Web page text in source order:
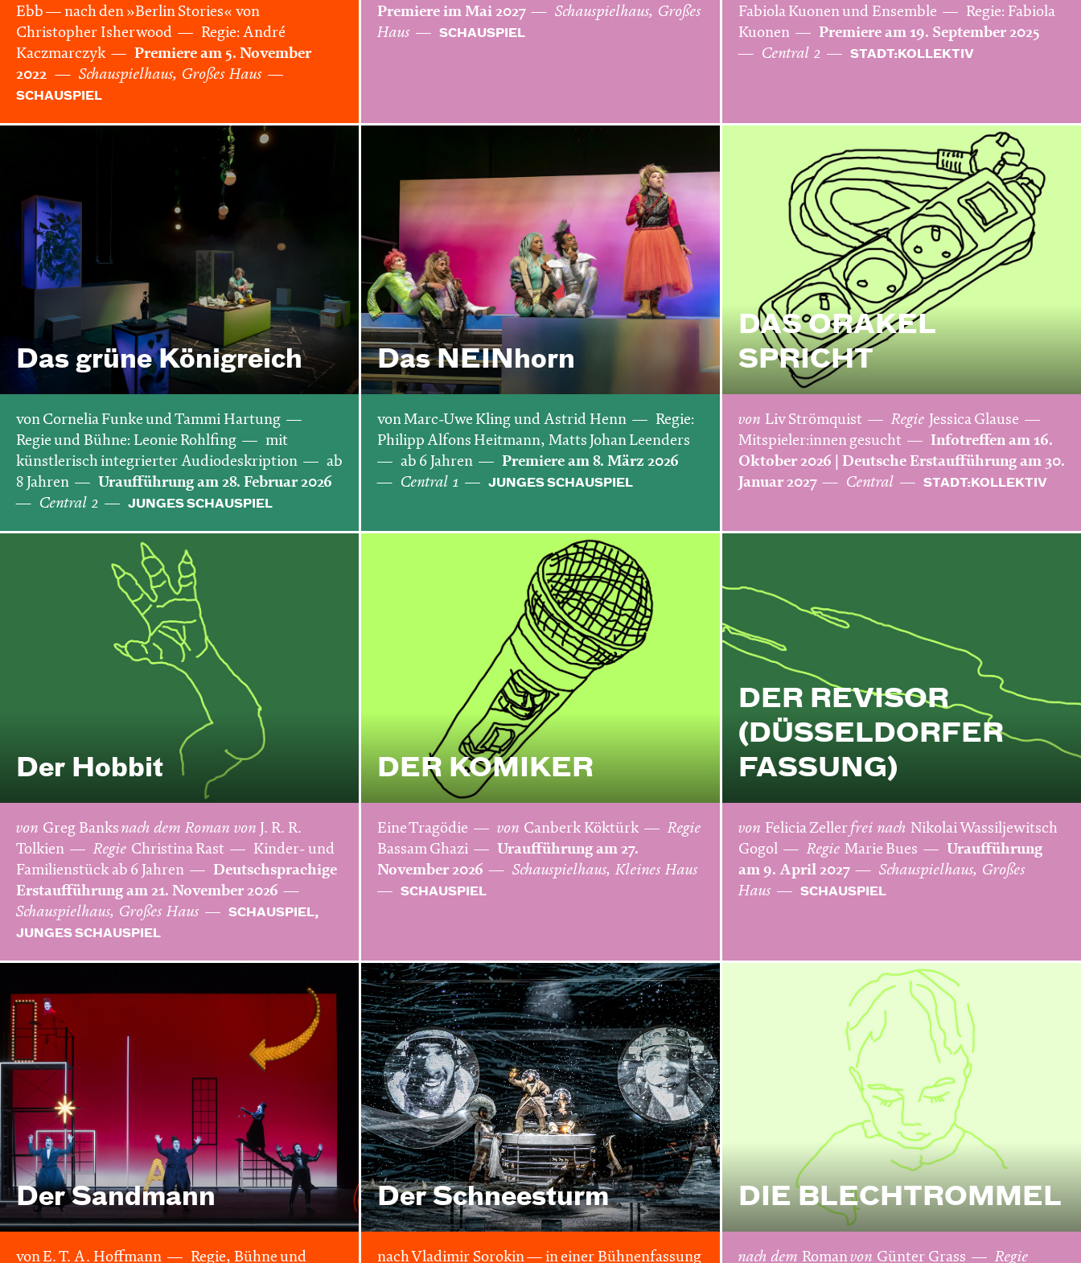
Ebb — nach den »Berlin Stories« von
Christopher Isherwood
Regie: André
Kaczmarczyk
Premiere am 5. November
2022
Schauspielhaus, Großes Haus
SCHAUSPIEL
Premiere im Mai 2027
Schauspielhaus, Großes
Haus
SCHAUSPIEL
Fabiola Kuonen und Ensemble
Regie: Fabiola
Kuonen
Premiere am 19. September 2025
Central 2
STADT:KOLLEKTIV
Das grüne König­reich
von Cornelia Funke und Tammi Hartung
Regie und Bühne: Leonie Rohlfing
mit
künstlerisch integrierter Audiodeskription
ab
8 Jahren
Uraufführung am 28. Februar 2026
Central 2
JUNGES SCHAUSPIEL
Das NEIN­horn
von Marc-Uwe Kling und Astrid Henn
Regie:
Philipp Alfons Heitmann, Matts Johan Leenders
ab 6 Jahren
Premiere am 8. März 2026
Central 1
JUNGES SCHAUSPIEL
DAS ORAKEL
SPRICHT
von Liv Strömquist Regie Jessica Glause
Mitspieler:innen gesucht
Infotreffen am 16.
Oktober 2026 | Deutsche Erstaufführung am 30.
Januar 2027
Central STADT:KOLLEKTIV
Der Hobbit
von Greg Banks nach dem Roman von J. R. R.
Tolkien
Regie Christina Rast
Kinder- und
Familienstück ab 6 Jahren
Deutschsprachige
Erstaufführung am 21. November 2026
Schauspielhaus, Großes Haus
SCHAUSPIEL,
JUNGES SCHAUSPIEL
DER KOMIKER
Eine Tragödie von Canberk Köktürk
Regie
Bassam Ghazi
Uraufführung am 27.
November 2026
Schauspielhaus, Kleines Haus
SCHAUSPIEL
DER REVISOR
(DÜSSELDORFER
FASSUNG)
von Felicia Zellerfrei nach Nikolai Wassiljewitsch
Gogol
Regie Marie Bues
Uraufführung
am 9. April 2027
Schauspielhaus, Großes
Haus
SCHAUSPIEL
Der Sandmann
von E. T. A. Hoffmann Regie, Bühne und
Der Schnee­sturm
nach Vladimir Sorokin — in einer Bühnenfassung
DIE BLECHTROMMEL
nach dem Romanvon Günter Grass Regie